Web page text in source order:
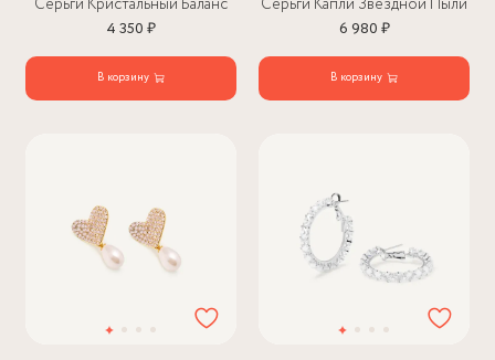
Серьги Кристальный Баланс
4 350 ₽
В корзину
Серьги Капли Звездной Пыли
6 980 ₽
В корзину